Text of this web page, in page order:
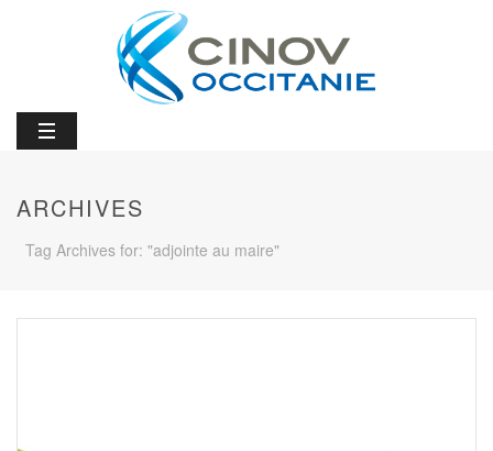
ARCHIVES
Tag Archives for: "adjointe au maire"